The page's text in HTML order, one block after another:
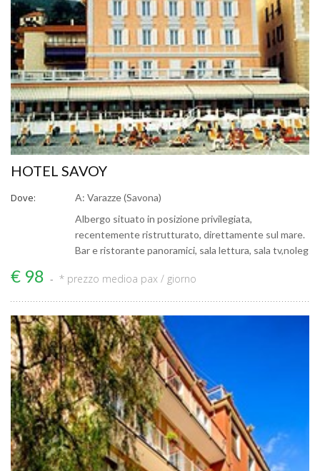
HOTEL SAVOY
Dove:
A: Varazze (Savona)
Albergo situato in posizione privilegiata,
recentemente ristrutturato, direttamente sul mare.
Bar e ristorante panoramici, sala lettura, sala tv,noleg
€ 98 * prezzo medioa pax / giorno